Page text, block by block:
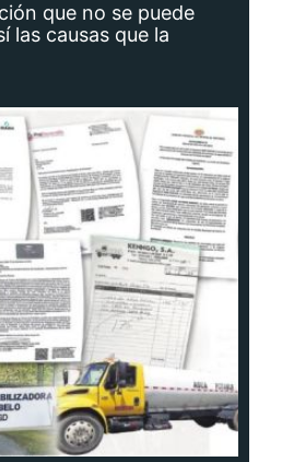
que no se puede
las causas que la